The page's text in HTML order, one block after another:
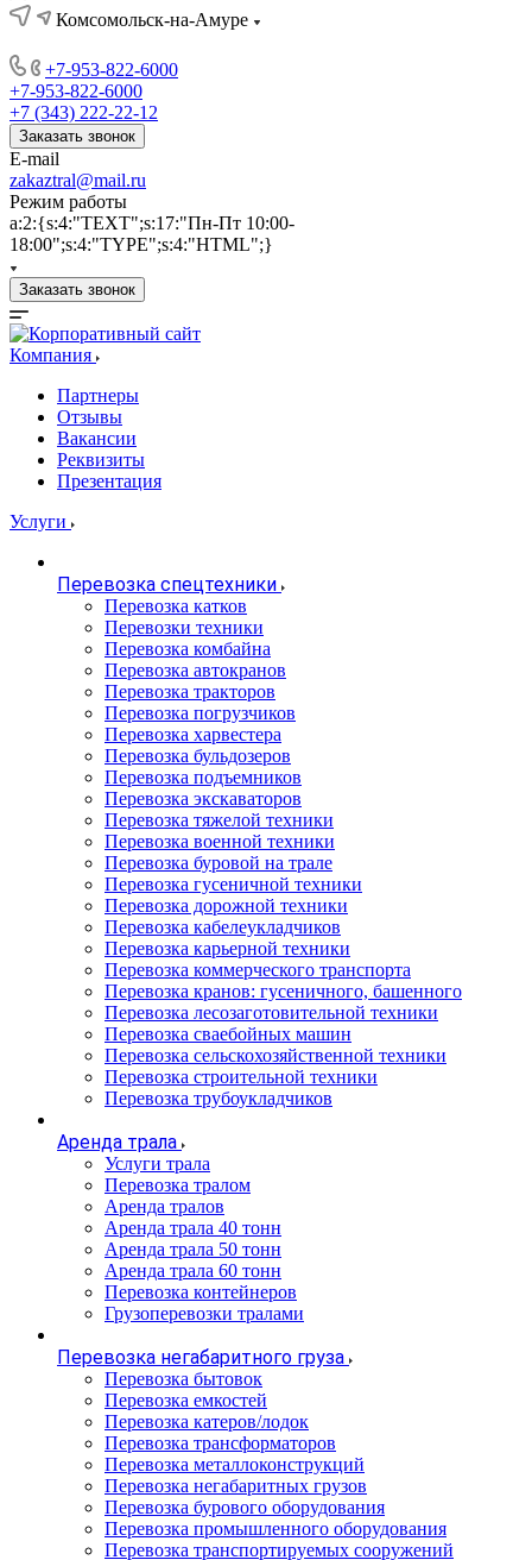
Комсомольск-на-Амуре
+7-953-822-6000
+7-953-822-6000
+7 (343) 222-22-12
Заказать звонок
E-mail
zakaztral@mail.ru
Режим работы
a:2:{s:4:"TEXT";s:17:"Пн-Пт 10:00-
18:00";s:4:"TYPE";s:4:"HTML";}
Заказать звонок
Компания
Партнеры
Отзывы
Вакансии
Реквизиты
Презентация
Услуги
Перевозка спецтехники
Перевозка катков
Перевозки техники
Перевозка комбайна
Перевозка автокранов
Перевозка тракторов
Перевозка погрузчиков
Перевозка харвестера
Перевозка бульдозеров
Перевозка подъемников
Перевозка экскаваторов
Перевозка тяжелой техники
Перевозка военной техники
Перевозка буровой на трале
Перевозка гусеничной техники
Перевозка дорожной техники
Перевозка кабелеукладчиков
Перевозка карьерной техники
Перевозка коммерческого транспорта
Перевозка кранов: гусеничного, башенного
Перевозка лесозаготовительной техники
Перевозка сваебойных машин
Перевозка сельскохозяйственной техники
Перевозка строительной техники
Перевозка трубоукладчиков
Аренда трала
Услуги трала
Перевозка тралом
Аренда тралов
Аренда трала 40 тонн
Аренда трала 50 тонн
Аренда трала 60 тонн
Перевозка контейнеров
Грузоперевозки тралами
Перевозка негабаритного груза
Перевозка бытовок
Перевозка емкостей
Перевозка катеров/лодок
Перевозка трансформаторов
Перевозка металлоконструкций
Перевозка негабаритных грузов
Перевозка бурового оборудования
Перевозка промышленного оборудования
Перевозка транспортируемых сооружений